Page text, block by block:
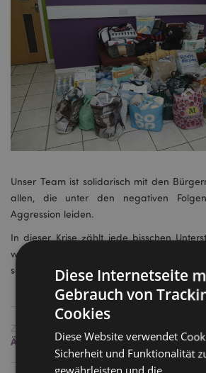
Unser Team ist solidarisch mit den
allen, die unter den negativen
Aggression leiden.
In dieser Krise zählt jede bisschen
wird weiterhin nach Möglichkeiten
schwierigen Zeiten zu helfen. Gemeinsam
Zurück
Ätherische Öle und Meditation
Diese Internetseite
Gebrauch von
Cookies
Diese Website verwendet
Sicherheit und Funktionalität